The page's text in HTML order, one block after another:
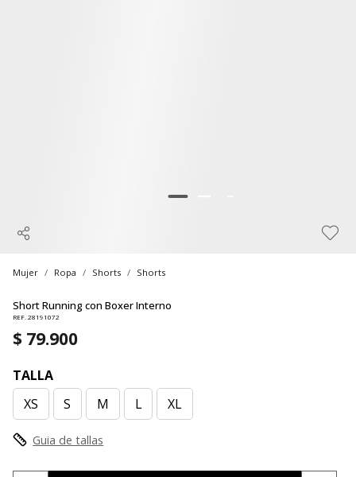
Mujer Ropa Shorts Shorts
Short Running con Boxer Interno
REF. 28191072
$ 79.900
TALLA
XS
S M L XL
Guia de tallas